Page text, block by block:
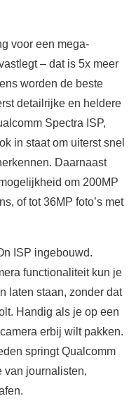
voor een mega-
– dat is 5x meer
worden de beste
detailrijke en heldere
Spectra ISP,
in staat om uiterst snel
Daarnaast
om 200MP
of tot 36MP foto’s met
ISP ingebouwd.
functionaliteit kun je
laten staan, zonder dat
Handig als je op een
erbij wilt pakken.
springt Qualcomm
van journalisten,